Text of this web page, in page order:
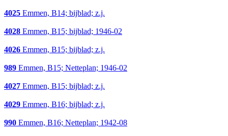
4025 Emmen, B14; bijblad; z.j.
4028 Emmen, B15; bijblad; 1946-02
4026 Emmen, B15; bijblad; z.j.
989 Emmen, B15; Netteplan; 1946-02
4027 Emmen, B15; bijblad; z.j.
4029 Emmen, B16; bijblad; z.j.
990 Emmen, B16; Netteplan; 1942-08